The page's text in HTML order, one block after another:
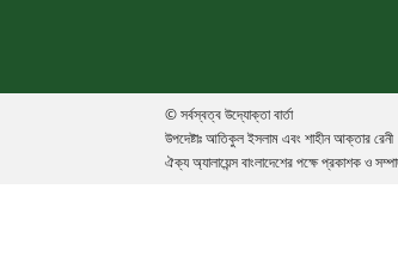
© সর্বস্বত্ব উদ্যোক্তা বার্তা
উপদেষ্টাঃ আতিকুল ইসলাম এবং শাহীন আক্তার রেনী
ঐক্য অ্যালায়েন্স বাংলাদেশের পক্ষে প্রকাশক ও